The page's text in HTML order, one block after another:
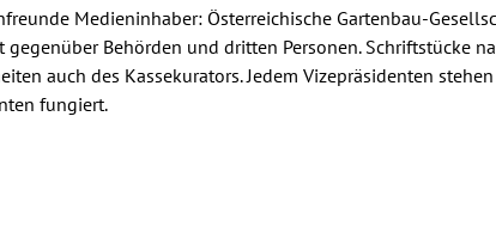
Medieninhaber: Österreichische Gartenbau-
Behörden und dritten Personen. Schriftstücke
auch des Kassekurators. Jedem Vizepräsidenten
fungiert.